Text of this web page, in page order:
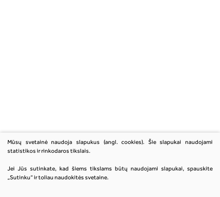
Mūsų svetainė naudoja slapukus (angl. cookies). Šie slapukai naudojami
statistikos ir rinkodaros tikslais.
Jei Jūs sutinkate, kad šiems tikslams būtų naudojami slapukai, spauskite
„Sutinku“ ir toliau naudokitės svetaine.